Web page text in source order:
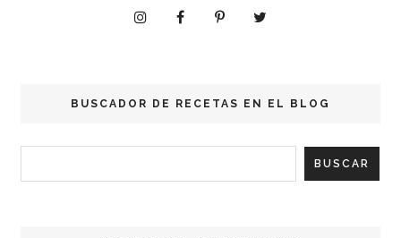
BUSCADOR DE RECETAS EN EL BLOG